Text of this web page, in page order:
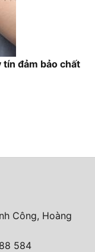
tín đảm bảo chất
Công, Hoàng
584